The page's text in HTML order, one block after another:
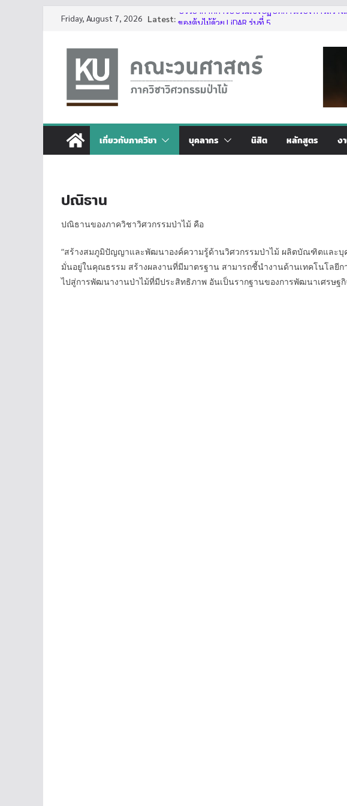
content
Friday, August 7, 2026 Latest: บรรยากาศการอบรมเชิงปฏิบัติการเรื่อง การสร้า
ของต้นไม้ด้วย LiDAR รุ่นที่ 5
รับสมัครโครงการอบรม “การใช้งานเลื่อยโซ่ยนต์
ประจำปี 2569”
กิจกรรมนิสิต ปีการศึกษา 2569
เกี่ยวกับภาควิชา บุคลากร นิสิต หลักสูตร ง
ปณิธาน
ปณิธานของภาควิชาวิศวกรรมป่าไม้ คือ
“สร้างสมภูมิปัญญาและพัฒนาองค์ความรู้ด้านวิศวกรรมป่าไม้ ผลิตบัณฑิตและ
มั่นอยู่ในคุณธรรม สร้างผลงานที่มีมาตรฐาน สามารถชี้นำงานด้านเทคโนโลยีก
ไปสู่การพัฒนางานป่าไม้ที่มีประสิทธิภาพ อันเป็นรากฐานของการพัฒนาเศรษฐ